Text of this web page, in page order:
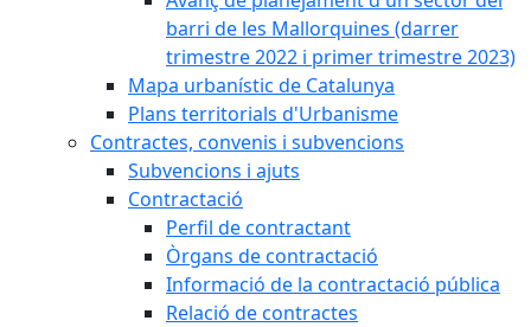
barri de les Mallorquines (darrer
trimestre 2022 i primer trimestre 2023)
Mapa urbanístic de Catalunya
Plans territorials d'Urbanisme
Contractes, convenis i subvencions
Subvencions i ajuts
Contractació
Perfil de contractant
Òrgans de contractació
Informació de la contractació pública
Relació de contractes